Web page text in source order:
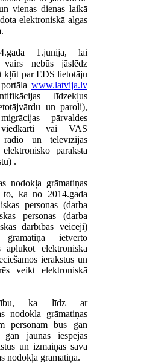
vienas dienas laikā
elektroniskā algas
1.jūnija, lai
nebūs jāslēdz
kļūt par EDS lietotāju
www.latvija.lv
līdzekļus
un paroli),
pārvaldes
vai VAS
radio un televīzijas
paraksta
.
nodokļa grāmatiņas
to, ka no 2014.gada
personas (darba
personas (darba
darbības veicēji)
ietverto
aplūkot elektroniskā
ierakstus un
veikt elektroniskā
ka līdz ar
nodokļa grāmatiņas
personām būs gan
jaunas iespējas
un izmaiņas savā
nodokļa grāmatiņā.